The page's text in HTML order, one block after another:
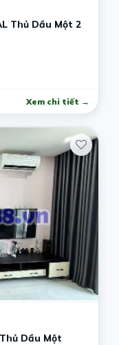
Thủ Dầu Một 2
Xem chi tiết →
Dầu Một